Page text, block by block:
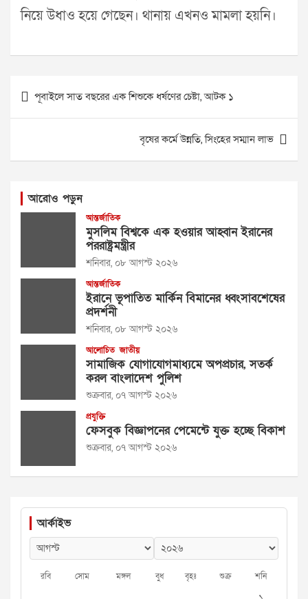
নিয়ে উধাও হয়ে গেছেন। থানায় এখনও মামলা হয়নি।
Post
navigation
পূবাইলে সাত বছরের এক শিশুকে ধর্ষণের চেষ্টা, আটক ১
বৃষের কর্মে উন্নতি, সিংহের সম্মান লাভ
আরোও পড়ুন
আন্তর্জাতিক
মুসলিম বিশ্বকে এক হওয়ার আহ্বান ইরানের
পররাষ্ট্রমন্ত্রীর
শনিবার, ০৮ আগস্ট ২০২৬
আন্তর্জাতিক
ইরানে ভূপাতিত মার্কিন বিমানের ধ্বংসাবশেষের
প্রদর্শনী
শনিবার, ০৮ আগস্ট ২০২৬
আলোচিত জাতীয়
সামাজিক যোগাযোগমাধ্যমে অপপ্রচার, সতর্ক
করল বাংলাদেশ পুলিশ
শুক্রবার, ০৭ আগস্ট ২০২৬
প্রযুক্তি
ফেসবুক বিজ্ঞাপনের পেমেন্টে যুক্ত হচ্ছে বিকাশ
শুক্রবার, ০৭ আগস্ট ২০২৬
আর্কাইভ
রবি সোম মঙ্গল বুধ বৃহঃ শুক্র শনি